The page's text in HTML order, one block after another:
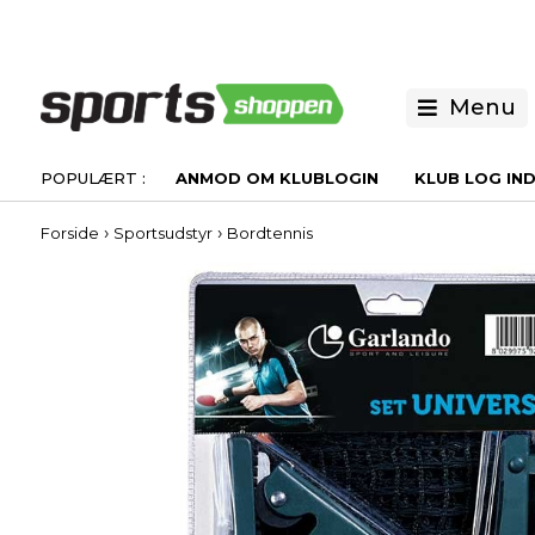
Menu
ANMOD OM KLUBLOGIN KLUB LOG IND
Forside › Sportsudstyr› Bordtennis